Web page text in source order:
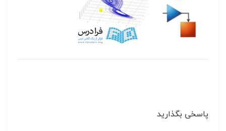
پاسخی بگذارید